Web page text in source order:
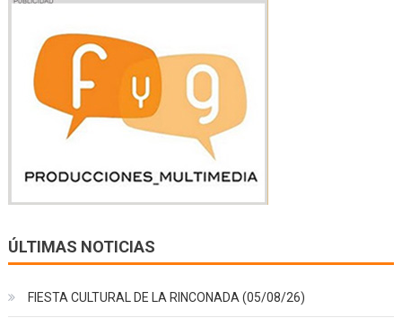
ÚLTIMAS NOTICIAS
FIESTA CULTURAL DE LA RINCONADA (05/08/26)